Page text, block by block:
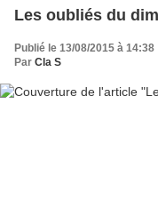
Les oubliés du
Publié le 13/08/2015 à 14:38
Par Cla S